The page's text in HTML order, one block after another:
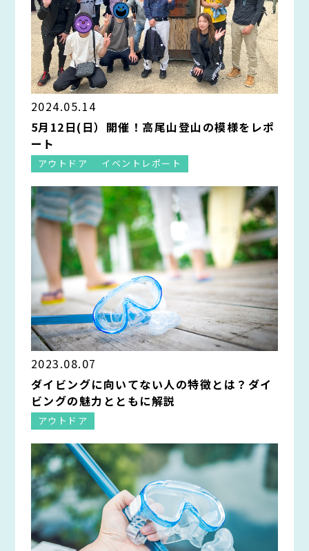
2024.05.14
5月12日(日）開催！高尾山登山の模様をレポ
ート
アウトドア イベントレポート
2023.08.07
ダイビングに向いてない人の特徴とは？ダイ
ビングの魅力とともに解説
アウトドア